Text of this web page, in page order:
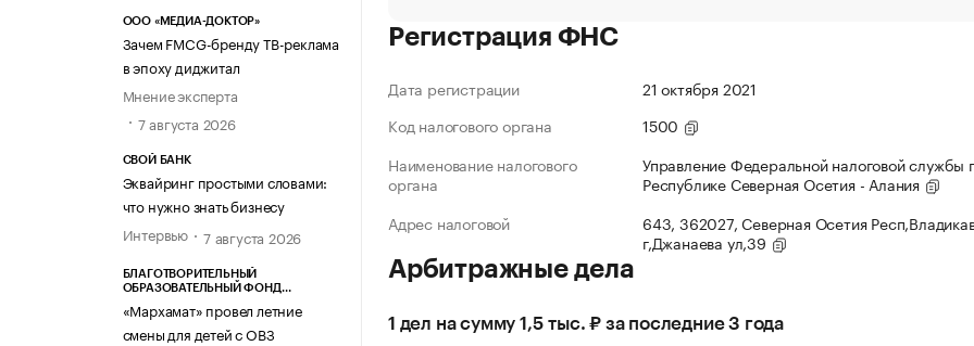
ООО «МЕДИА-ДОКТОР»
Зачем FMCG-бренду ТВ-реклама
в эпоху диджитал
Мнение эксперта
7 августа 2026
СВОЙ БАНК
Эквайринг простыми словами:
что нужно знать бизнесу
Интервью
7 августа 2026
БЛАГОТВОРИТЕЛЬНЫЙ
ОБРАЗОВАТЕЛЬНЫЙ ФОНД
«Мархамат» провел летние
смены для детей с ОВЗ
Регистрация ФНС
Дата регистрации
21 октября 2021
Код налогового органа
1500
Наименование налогового
органа
Управление Федеральной налоговой службы
Республике Северная Осетия - Алания
Адрес налоговой
643, 362027, Северная Осетия
г,Джанаева ул,39
Арбитражные дела
1 дел на сумму 1,5 тыс. ₽ за последние 3 года